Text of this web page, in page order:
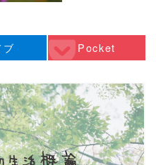
ブ Pocket